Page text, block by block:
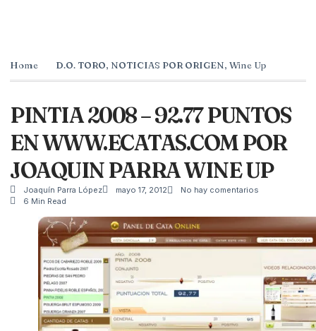
Home D.O. TORO, NOTICIAS POR ORIGEN, Wine Up
PINTIA 2008 – 92.77 PUNTOS
EN WWW.ECATAS.COM POR
JOAQUIN PARRA WINE UP
Joaquín Parra López mayo 17, 2012
No hay comentarios
6 Min Read